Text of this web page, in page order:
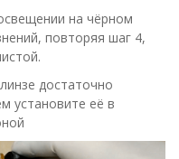
на чёрном
повторяя шаг 4,
достаточно
установите её в